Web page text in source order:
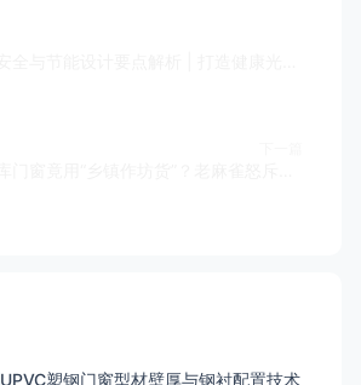
UPVC塑钢门窗型材壁厚与钢衬配置技术